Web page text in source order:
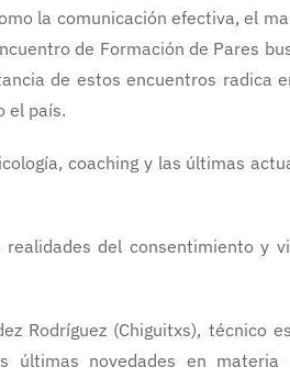
la comunicación efectiva, el
de Formación de Pares
de estos encuentros radica
el país.
coaching y las últimas
del consentimiento y
Rodríguez (Chiguitxs), técnico
últimas novedades en